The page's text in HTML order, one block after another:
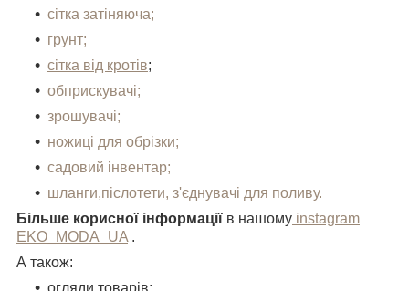
сітка затіняюча;
грунт;
сітка від кротів;
обприскувачі;
зрошувачі;
ножиці для обрізки;
садовий інвентар;
шланги,післотети, з'єднувачі для поливу.
Більше корисної інформації в нашому instagram
EKO_MODA_UA .
А також:
огляди товарів;